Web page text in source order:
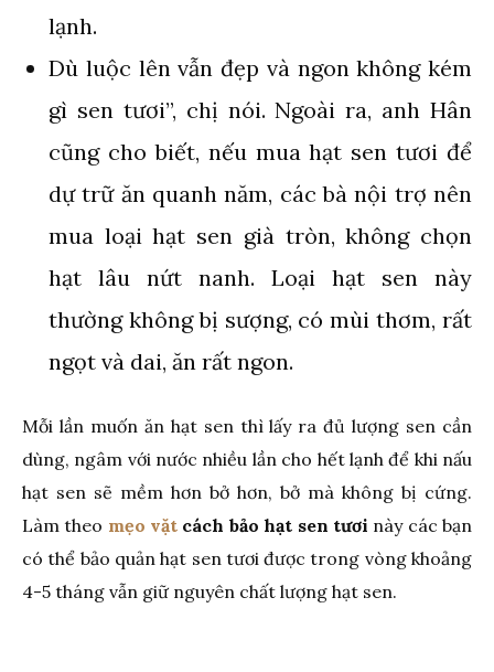
lạnh.
Dù luộc lên vẫn đẹp và ngon không kém
gì sen tươi”, chị nói. Ngoài ra, anh Hân
cũng cho biết, nếu mua hạt sen tươi để
dự trữ ăn quanh năm, các bà nội trợ nên
mua loại hạt sen già tròn, không chọn
hạt lâu nứt nanh. Loại hạt sen này
thường không bị sượng, có mùi thơm, rất
ngọt và dai, ăn rất ngon.
Mỗi lần muốn ăn hạt sen thì lấy ra đủ lượng sen cần
dùng, ngâm với nước nhiều lần cho hết lạnh để khi nấu
hạt sen sẽ mềm hơn bở hơn, bở mà không bị cứng.
Làm theo mẹo vặt cách bảo hạt sen tươi này các bạn
có thể bảo quản hạt sen tươi được trong vòng khoảng
4-5 tháng vẫn giữ nguyên chất lượng hạt sen.